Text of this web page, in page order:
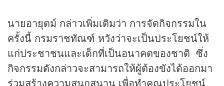
นายอายุตม์ กล่าวเพิ่มเติมว่า การจัดกิจกรรมใน
ครั้งนี้ กรมราชทัณฑ์ หวังว่าจะเป็นประโยชน์ให้
แก่ประชาชนและเด็กที่เป็นอนาคตของชาติ ซึ่ง
กิจกรรมดังกล่าวจะสามารถให้ผู้ต้องขังได้ออกมา
ร่วมสร้างความสนุกสนาน เพื่อทำคุณประโยชน์